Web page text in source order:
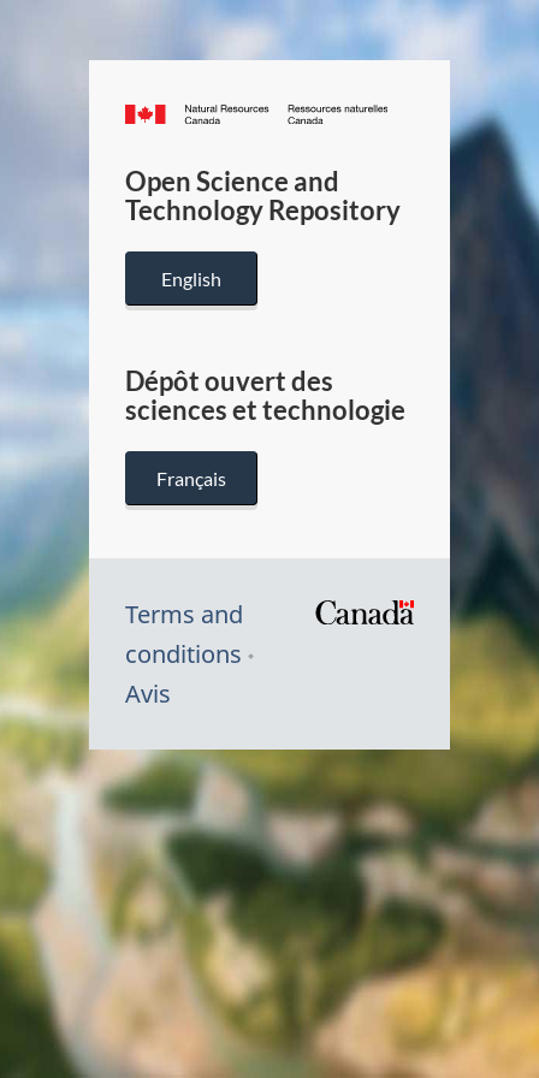
Canada.ca
/
Canada
Open Science and
Technology Repository
English
Dépôt ouvert des
sciences et technologie
Français
Terms and
conditions
Avis
Canada